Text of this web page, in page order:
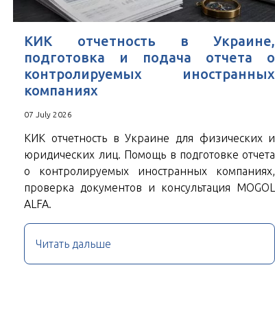
КИК отчетность в Украине,
подготовка и подача отчета о
контролируемых иностранных
компаниях
07 July 2026
КИК отчетность в Украине для физических и
юридических лиц. Помощь в подготовке отчета
о контролируемых иностранных компаниях,
проверка документов и консультация MOGOL
ALFA.
Читать дальше